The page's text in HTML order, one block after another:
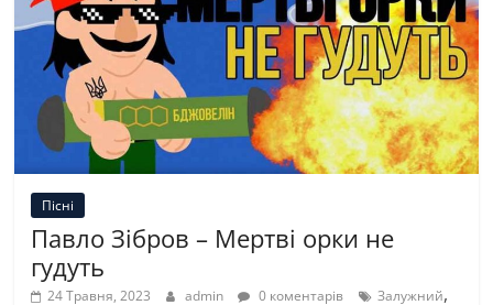
Пісні
Павло Зібров – Мертві орки не
гудуть
24 Травня, 2023 admin 0 коментарів Залужний,